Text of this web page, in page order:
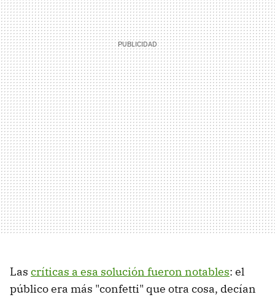
Las críticas a esa solución fueron notables: el
público era más "confetti" que otra cosa, decían